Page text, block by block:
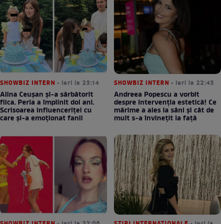
SHOWBIZ INTERN • ieri la 23:14
Alina Ceușan și-a sărbătorit
fiica. Perla a împlinit doi ani.
Scrisoarea influenceriței cu
care și-a emoționat fanii
SHOWBIZ INTERN • ieri la 22:43
Andreea Popescu a vorbit
despre intervenția estetică! Ce
mărime a ales la sâni și cât de
mult s-a învinețit la față